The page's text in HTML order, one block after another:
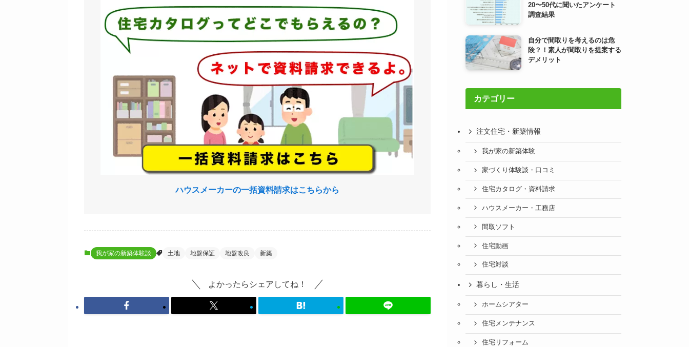
ハウスメーカーの一括資料請求はこちらから
我が家の新築体験談 土地 地盤保証 地盤改良 新築
よかったらシェアしてね！
20〜50代に聞いたアンケート
調査結果
自分で間取りを考えるのは危
険？！素人が間取りを提案する
デメリット
カテゴリー
注文住宅・新築情報
我が家の新築体験
家づくり体験談・口コミ
住宅カタログ・資料請求
ハウスメーカー・工務店
間取ソフト
住宅動画
住宅対談
暮らし・生活
ホームシアター
住宅メンテナンス
住宅リフォーム